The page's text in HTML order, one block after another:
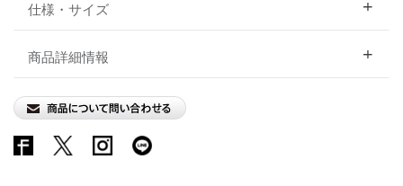
仕様・サイズ
商品詳細情報